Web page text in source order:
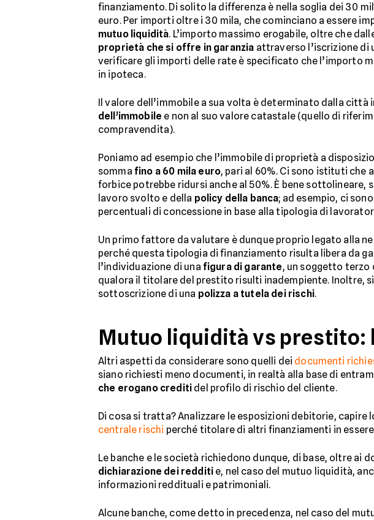
finanziamento. Di solito la differenza è nella soglia dei 30
euro. Per importi oltre i 30 mila, che cominciano a essere
mutuo liquidità. L’importo massimo erogabile, oltre che
proprietà che si offre in garanzia attraverso l’iscrizione di
verificare gli importi delle rate è specificato che l’importo
in ipoteca.
Il valore dell’immobile a sua volta è determinato dalla città
dell’immobile e non al suo valore catastale (quello di
compravendita).
Poniamo ad esempio che l’immobile di proprietà a
somma fino a 60 mila euro, pari al 60%. Ci sono istituti che
forbice potrebbe ridursi anche al 50%. È bene
lavoro svolto e della policy della banca; ad esempio, ci
percentuali di concessione in base alla tipologia di
Un primo fattore da valutare è dunque proprio legato alla
perché questa tipologia di finanziamento risulta libera da
l’individuazione di una figura di garante, un soggetto terzo
qualora il titolare del prestito risulti inadempiente. Inoltre,
sottoscrizione di una polizza a tutela dei rischi.
Mutuo liquidità vs prestito:
Altri aspetti da considerare sono quelli dei documenti
siano richiesti meno documenti, in realtà alla base di
che erogano crediti del profilo di rischio del cliente.
Di cosa si tratta? Analizzare le esposizioni debitorie, capire
centrale rischi perché titolare di altri finanziamenti in
Le banche e le società richiedono dunque, di base, oltre ai
dichiarazione dei redditi e, nel caso del mutuo liquidità,
informazioni reddituali e patrimoniali.
Alcune banche, come detto in precedenza, nel caso del